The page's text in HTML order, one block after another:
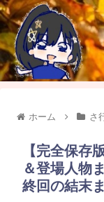
ホーム さ
【完全保存
＆登場人物
終回の結末